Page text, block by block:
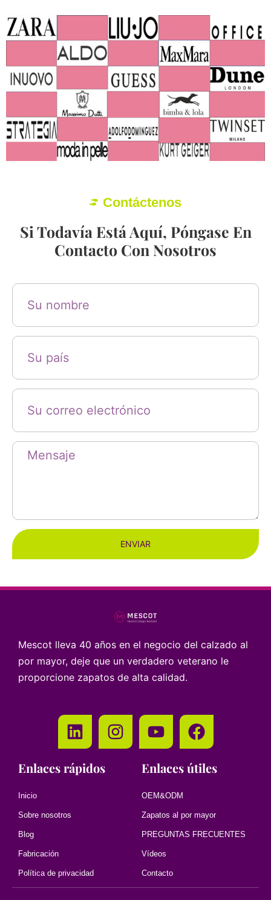
Contáctenos
Si Todavía Está Aquí, Póngase En
Contacto Con Nosotros
ENVIAR
Mescot lleva 40 años en el negocio del calzado al
por mayor, deje que un verdadero veterano le
proporcione zapatos de alta calidad.
Enlaces rápidos
Inicio
Sobre nosotros
Blog
Fabricación
Política de privacidad
Enlaces útiles
OEM&ODM
Zapatos al por mayor
PREGUNTAS FRECUENTES
Vídeos
Contacto